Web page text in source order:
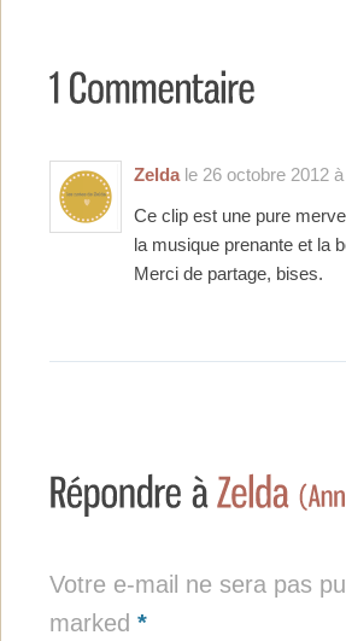
Zeldale 26 octobre 2012
Ce clip est une pure
la musique prenante et la
Merci de partage, bises.
Votre e-mail ne sera pas
marked *